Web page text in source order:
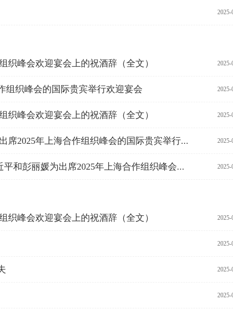
2025-
2025-
织峰会欢迎宴会上的祝酒辞（全文）
2025-
组织峰会的国际贵宾举行欢迎宴会
2025-
织峰会欢迎宴会上的祝酒辞（全文）
2025-
席2025年上海合作组织峰会的国际贵宾举行...
2025-
和彭丽媛为出席2025年上海合作组织峰会...
2025-
织峰会欢迎宴会上的祝酒辞（全文）
2025-
2025-
2025-